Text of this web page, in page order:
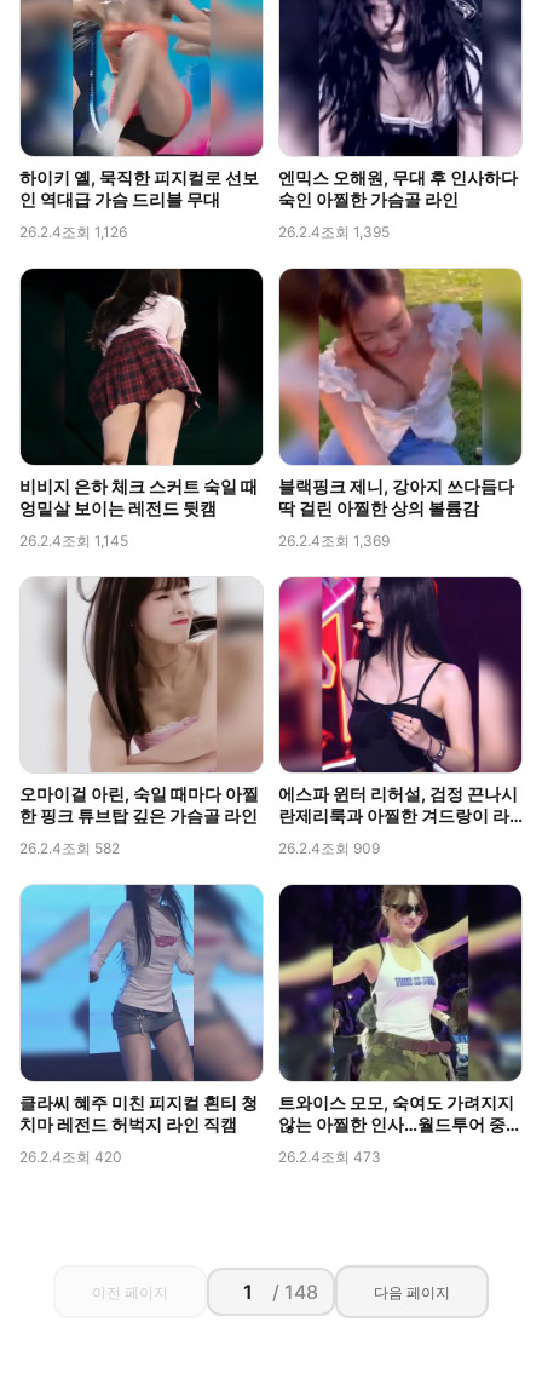
하이키 옐, 묵직한 피지컬로 선보
인 역대급 가슴 드리블 무대
26.2.4조회 1,126
엔믹스 오해원, 무대 후 인사하다
숙인 아찔한 가슴골 라인
26.2.4조회 1,395
비비지 은하 체크 스커트 숙일 때
엉밑살 보이는 레전드 뒷캠
26.2.4조회 1,145
블랙핑크 제니, 강아지 쓰다듬다
딱 걸린 아찔한 상의 볼륨감
26.2.4조회 1,369
오마이걸 아린, 숙일 때마다 아찔
한 핑크 튜브탑 깊은 가슴골 라인
26.2.4조회 582
에스파 윈터 리허설, 검정 끈나시
란제리룩과 아찔한 겨드랑이 라
인 포착
26.2.4조회 909
클라씨 혜주 미친 피지컬 흰티 청
치마 레전드 허벅지 라인 직캠
26.2.4조회 420
트와이스 모모, 숙여도 가려지지
않는 아찔한 인사…월드투어 중
26.2.4조회 473
이전 페이지 / 148 다음 페이지